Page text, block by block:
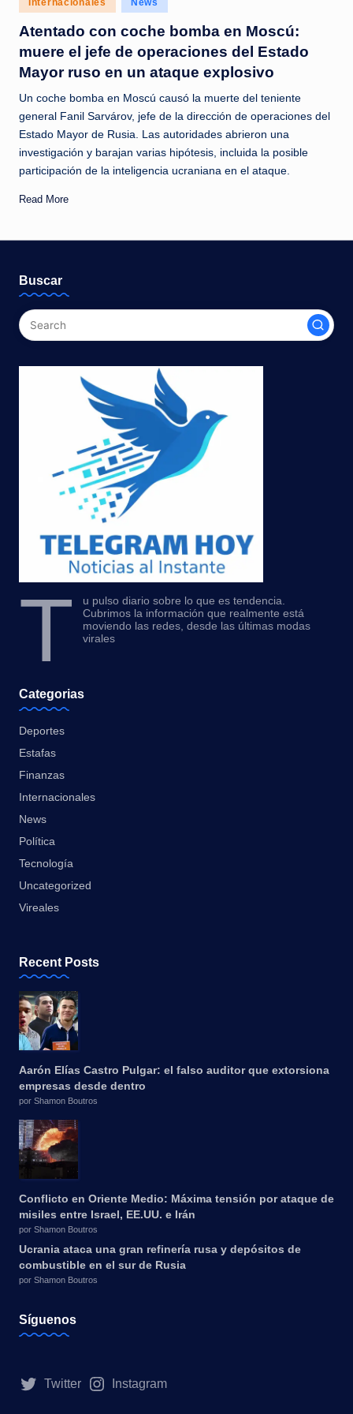
c
i
a
a
l
i
n
t
n
t
in
Internacionales News
Atentado con coche bomba en Moscú:
muere el jefe de operaciones del Estado
Mayor ruso en un ataque explosivo
Un coche bomba en Moscú causó la muerte del teniente
general Fanil Sarvárov, jefe de la dirección de operaciones del
Estado Mayor de Rusia. Las autoridades abrieron una
investigación y barajan varias hipótesis, incluida la posible
participación de la inteligencia ucraniana en el ataque.
Read More
Buscar
T
u pulso diario sobre lo que es tendencia.
Cubrimos la información que realmente está
moviendo las redes, desde las últimas modas
virales
Categorias
Deportes
Estafas
Finanzas
Internacionales
News
Política
Tecnología
Uncategorized
Vireales
Recent Posts
Aarón Elías Castro Pulgar: el falso auditor que extorsiona
empresas desde dentro
por Shamon Boutros
Conflicto en Oriente Medio: Máxima tensión por ataque de
misiles entre Israel, EE.UU. e Irán
por Shamon Boutros
Ucrania ataca una gran refinería rusa y depósitos de
combustible en el sur de Rusia
por Shamon Boutros
Síguenos
Twitter Instagram